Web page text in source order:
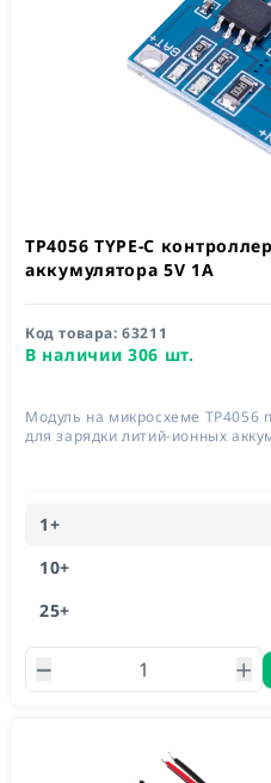
TP4056 TYPE-C
аккумулятора 5V 1A
Код товара:63211
В наличии 306 шт.
Модуль на микросхеме TP4056
для зарядки литий-ионных
1+
10+
25+